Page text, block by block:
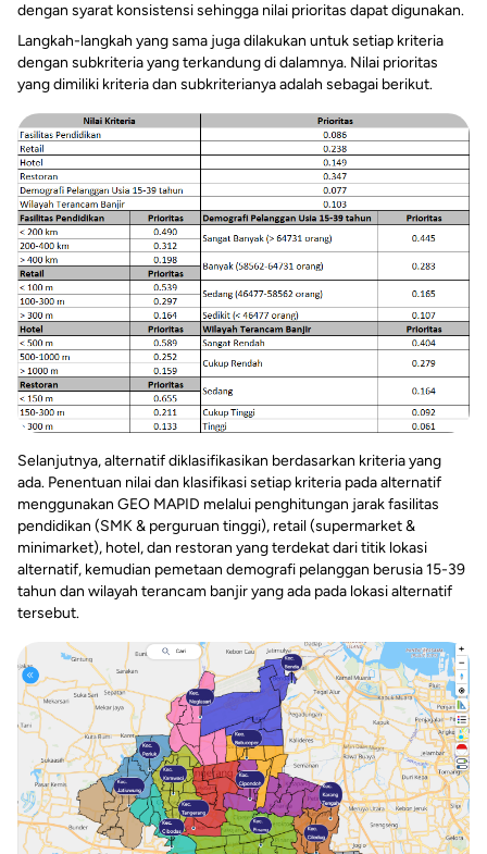
dengan syarat konsistensi sehingga nilai prioritas dapat digunakan.
Langkah-langkah yang sama juga dilakukan untuk setiap kriteria
dengan subkriteria yang terkandung di dalamnya. Nilai prioritas
yang dimiliki kriteria dan subkriterianya adalah sebagai berikut.
Selanjutnya, alternatif diklasifikasikan berdasarkan kriteria yang
ada. Penentuan nilai dan klasifikasi setiap kriteria pada alternatif
menggunakan GEO MAPID melalui penghitungan jarak fasilitas
pendidikan (SMK & perguruan tinggi), retail (supermarket &
minimarket), hotel, dan restoran yang terdekat dari titik lokasi
alternatif, kemudian pemetaan demografi pelanggan berusia 15-39
tahun dan wilayah terancam banjir yang ada pada lokasi alternatif
tersebut.